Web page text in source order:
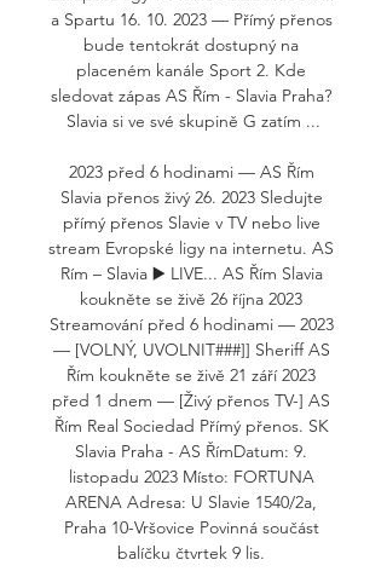
a Spartu 16. 10. 2023 — Přímý přenos
bude tentokrát dostupný na
placeném kanále Sport 2. Kde
sledovat zápas AS Řím - Slavia Praha?
Slavia si ve své skupině G zatím ...
2023 před 6 hodinami — AS Řím
Slavia přenos živý 26. 2023 Sledujte
přímý přenos Slavie v TV nebo live
stream Evropské ligy na internetu. AS
Rím – Slavia ▶️ LIVE... AS Řím Slavia
koukněte se živě 26 října 2023
Streamování před 6 hodinami — 2023
— [VOLNÝ, UVOLNIT###]] Sheriff AS
Řím koukněte se živě 21 září 2023
před 1 dnem — [Živý přenos TV-] AS
Řím Real Sociedad Přímý přenos. SK
Slavia Praha - AS ŘímDatum: 9.
listopadu 2023 Místo: FORTUNA
ARENA Adresa: U Slavie 1540/2a,
Praha 10-Vršovice Povinná součást
balíčku čtvrtek 9 lis.